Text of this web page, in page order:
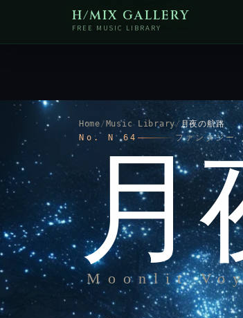
H/MIX GALLERY
FREE MUSIC LIBRARY
Home/ Music Library/ 月夜の航路
No. N 64
ファンタジ
月
Moonlit